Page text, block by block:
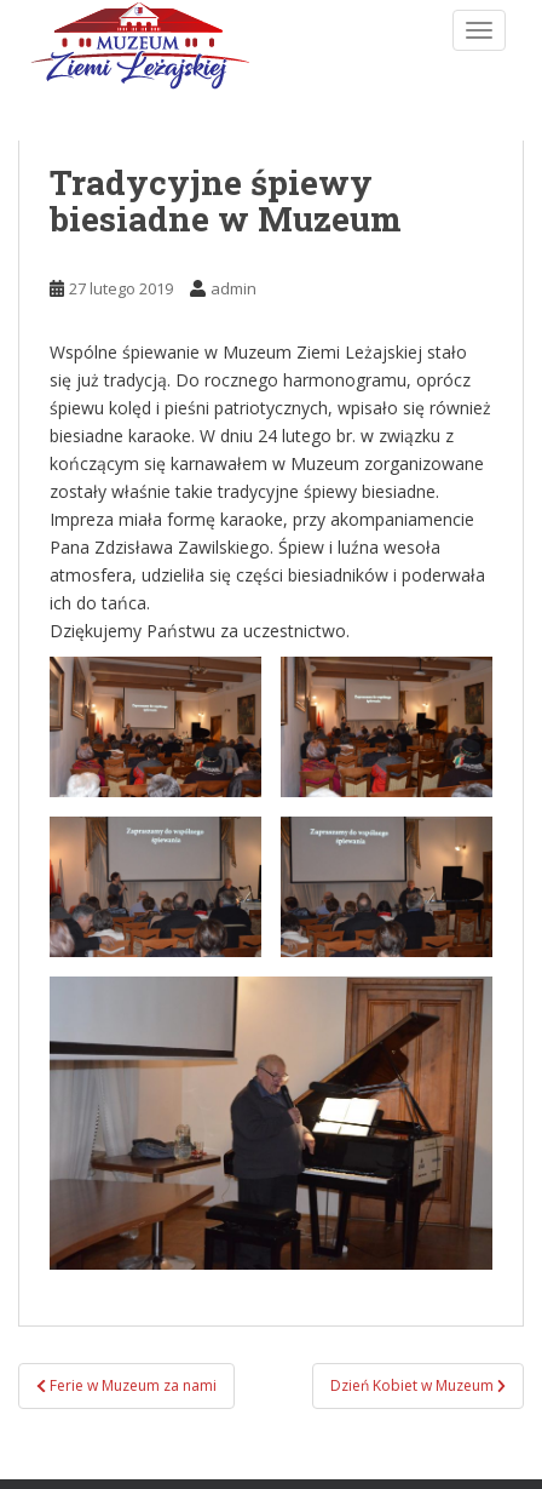
Skip to main content
Tradycyjne śpiewy
biesiadne w Muzeum
27 lutego 2019 admin
Wspólne śpiewanie w Muzeum Ziemi Leżajskiej stało
się już tradycją. Do rocznego harmonogramu, oprócz
śpiewu kolęd i pieśni patriotycznych, wpisało się również
biesiadne karaoke. W dniu 24 lutego br. w związku z
kończącym się karnawałem w Muzeum zorganizowane
zostały właśnie takie tradycyjne śpiewy biesiadne.
Impreza miała formę karaoke, przy akompaniamencie
Pana Zdzisława Zawilskiego. Śpiew i luźna wesoła
atmosfera, udzieliła się części biesiadników i poderwała
ich do tańca.
Dziękujemy Państwu za uczestnictwo.
Zobacz wpisy
Ferie w Muzeum za nami Dzień Kobiet w Muzeum